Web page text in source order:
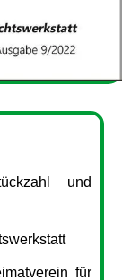
und
für